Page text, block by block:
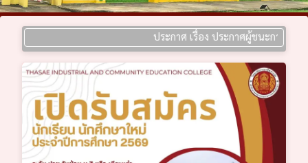
ประกาศ เรื่อง ประกาศผู้ชนะการเสนอรา